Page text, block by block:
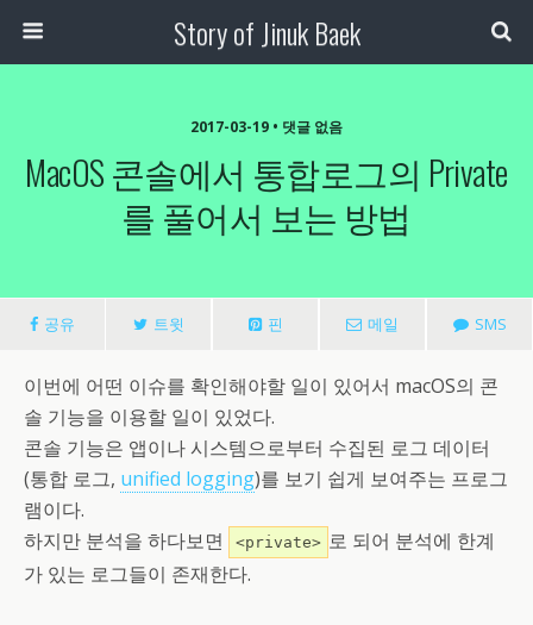
Story of Jinuk Baek
2017-03-19 • 댓글 없음
MacOS 콘솔에서 통합로그의 Private
를 풀어서 보는 방법
공유 트윗 핀 메일 SMS
이번에 어떤 이슈를 확인해야할 일이 있어서 macOS의 콘
솔 기능을 이용할 일이 있었다.
콘솔 기능은 앱이나 시스템으로부터 수집된 로그 데이터
(통합 로그, unified logging)를 보기 쉽게 보여주는 프로그
램이다.
하지만 분석을 하다보면
<private> 로 되어 분석에 한계
가 있는 로그들이 존재한다.